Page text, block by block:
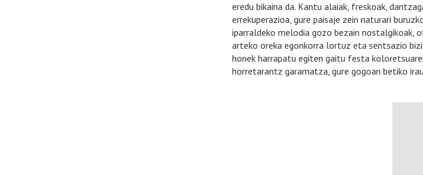
eredu bikaina da. Kantu alaiak, freskoak,
errekuperazioa, gure paisaje zein naturari
iparraldeko melodia gozo bezain nostalgikoak,
arteko oreka egonkorra lortuz eta sentsazio
honek harrapatu egiten gaitu festa
horretarantz garamatza, gure gogoan betiko